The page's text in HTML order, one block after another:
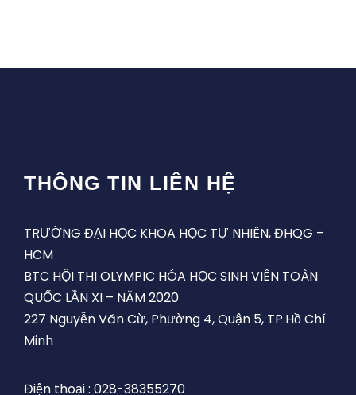
THÔNG TIN LIÊN HỆ
TRƯỜNG ĐẠI HỌC KHOA HỌC TỰ NHIÊN, ĐHQG –
HCM
BTC HỘI THI OLYMPIC HÓA HỌC SINH VIÊN TOÀN
QUỐC LẦN XI – NĂM 2020
227 Nguyễn Văn Cừ, Phường 4, Quận 5, TP.Hồ Chí
Minh
Điện thoại : 028-38355270